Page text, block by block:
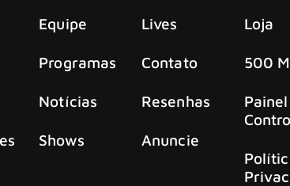
Equipe
Programas
Notícias
Shows
Lives
Contato
Resenhas
Anuncie
Loja
500